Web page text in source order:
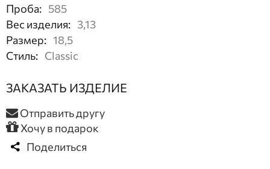
Проба: 585
Вес изделия: 3,13
Размер: 18,5
Стиль: Classic
ЗАКАЗАТЬ ИЗДЕЛИЕ
Отправить другу
Хочу в подарок
Поделиться